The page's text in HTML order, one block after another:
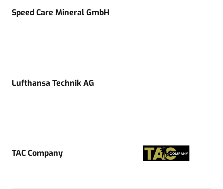
Speed Care Mineral GmbH
Lufthansa Technik AG
TAC Company